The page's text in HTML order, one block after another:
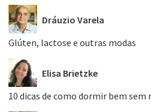
Dráuzio Varela
Glúten, lactose e outras modas
Elisa Brietzke
10 dicas de como dormir bem sem